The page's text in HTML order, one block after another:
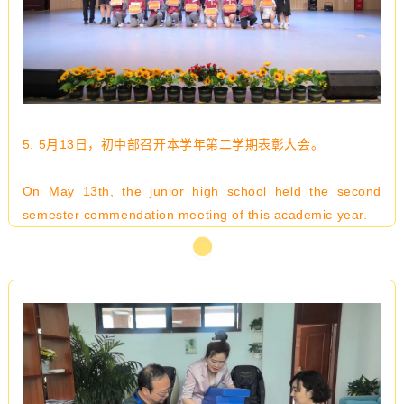
5. 5月13日，初中部召开本学年第二学期表彰大会。
On May 13th, the junior high school held the second
semester commendation meeting of this academic year.